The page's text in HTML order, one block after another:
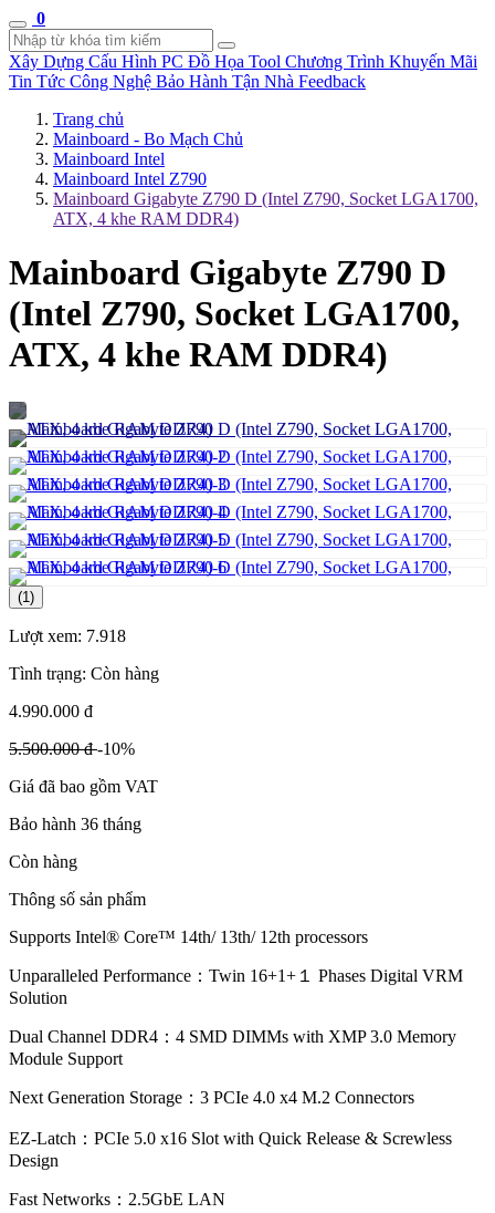
0
Xây Dựng Cấu Hình PC Đồ Họa Tool Chương Trình Khuyến Mãi
Tin Tức Công Nghệ Bảo Hành Tận Nhà Feedback
Trang chủ
Mainboard - Bo Mạch Chủ
Mainboard Intel
Mainboard Intel Z790
Mainboard Gigabyte Z790 D (Intel Z790, Socket LGA1700,
ATX, 4 khe RAM DDR4)
Mainboard Gigabyte Z790 D
(Intel Z790, Socket LGA1700,
ATX, 4 khe RAM DDR4)
(1)
Lượt xem: 7.918
Tình trạng: Còn hàng
4.990.000 đ
5.500.000 đ-10%
Giá đã bao gồm VAT
Bảo hành 36 tháng
Còn hàng
Thông số sản phẩm
Supports Intel® Core™ 14th/ 13th/ 12th processors
Unparalleled Performance：Twin 16+1+１ Phases Digital VRM
Solution
Dual Channel DDR4：4 SMD DIMMs with XMP 3.0 Memory
Module Support
Next Generation Storage：3 PCIe 4.0 x4 M.2 Connectors
EZ-Latch：PCIe 5.0 x16 Slot with Quick Release & Screwless
Design
Fast Networks：2.5GbE LAN